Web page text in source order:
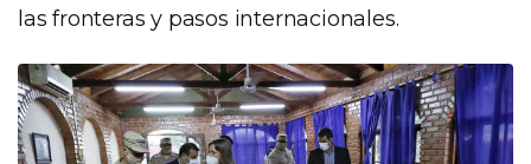
las fronteras y pasos internacionales.